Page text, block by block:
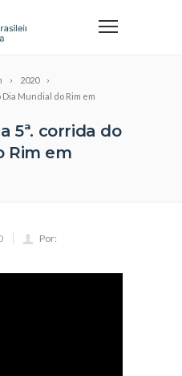
2020
Mundial do Rim em
5ª. corrida do
Rim em
Por: